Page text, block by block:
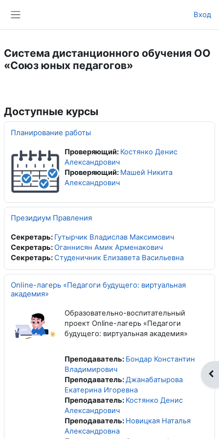
Вход
Система дистанционного обучения ОО
«Союз юных педагогов»
Доступные курсы
Планирование работы
Проверяющий: Костянко Денис
Александрович
Проверяющий: Машей Никита
Александрович
Президиум Правления
Секретарь: Гутырчик Владислав Максимович
Секретарь: Оганнисян Амик Арменакович
Секретарь: Студеничник Елизавета Васильевна
Online-лагерь «Педагоги будущего: виртуальная
академия»
Образовательно-воспитательный
проект Online-лагерь «Педагоги
будущего: виртуальная академия»
Преподаватель: Бондар Константин
Владимирович
Преподаватель:Джанабатырова
Екатерина Игоревна
Преподаватель: Костянко Денис
Александрович
Преподаватель: Новицкая Наталья
Александровна